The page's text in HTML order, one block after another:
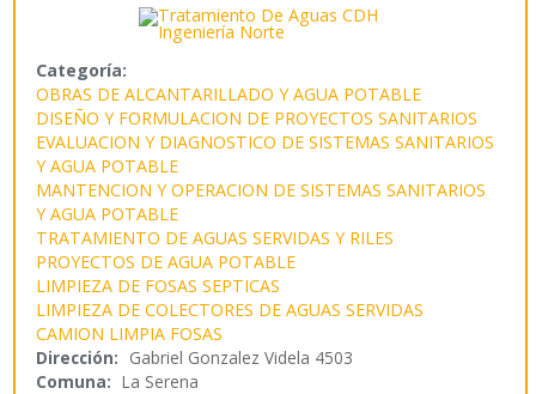
Categoría:
OBRAS DE ALCANTARILLADO Y AGUA POTABLE
DISEÑO Y FORMULACION DE PROYECTOS SANITARIOS
EVALUACION Y DIAGNOSTICO DE SISTEMAS SANITARIOS
Y AGUA POTABLE
MANTENCION Y OPERACION DE SISTEMAS SANITARIOS
Y AGUA POTABLE
TRATAMIENTO DE AGUAS SERVIDAS Y RILES
PROYECTOS DE AGUA POTABLE
LIMPIEZA DE FOSAS SEPTICAS
LIMPIEZA DE COLECTORES DE AGUAS SERVIDAS
CAMION LIMPIA FOSAS
Dirección: Gabriel Gonzalez Videla 4503
Comuna: La Serena